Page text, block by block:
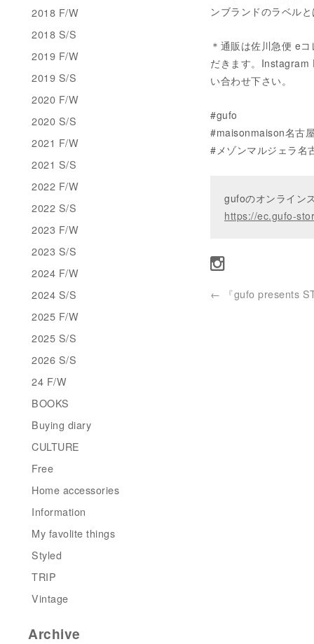
ンブランドのラベル
＊通販は佐川急便 e
だきます。
い合わせ下さい。
#gufo
#maisonmaison名古
#メゾンマルジェラ
gufoのオンライン
https://ec.gufo-
← 『gufo presents
2018 F/W
2018 S/S
2019 F/W
2019 S/S
2020 F/W
2020 S/S
2021 F/W
2021 S/S
2022 F/W
2022 S/S
2023 F/W
2023 S/S
2024 F/W
2024 S/S
2025 F/W
2025 S/S
2026 S/S
24 F/W
BOOKS
Buying diary
CULTURE
Free
Home accessories
Information
My favolite things
Styled
TRIP
Vintage
Archive